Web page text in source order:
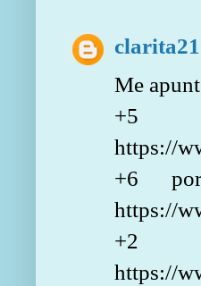
Me
+5
https://
+6
https://
+2
https://